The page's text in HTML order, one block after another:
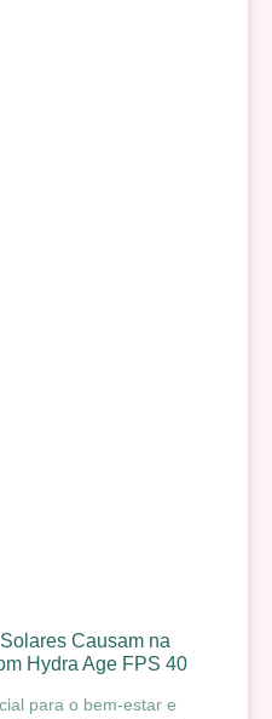
Causam na
Hydra Age FPS 40
para o bem-estar e